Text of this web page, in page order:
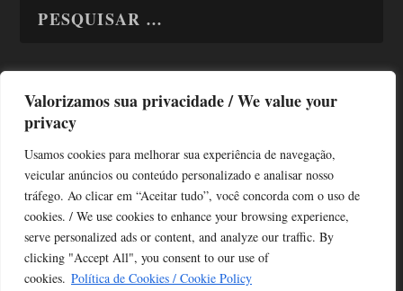
Valorizamos sua privacidade / We value your
privacy
Usamos cookies para melhorar sua experiência de navegação,
veicular anúncios ou conteúdo personalizado e analisar nosso
tráfego. Ao clicar em “Aceitar tudo”, você concorda com o uso de
cookies. / We use cookies to enhance your browsing experience,
serve personalized ads or content, and analyze our traffic. By
clicking "Accept All", you consent to our use of
cookies. Política de Cookies / Cookie Policy
TODAS OS ASSUNTOS
Copyright © Alô Tatuapé 2013 / 2026
Desenvolvido por ALOSP MKT DIGITAL